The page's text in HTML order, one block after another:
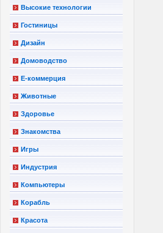
Высокие технологии
Гостиницы
Дизайн
Домоводство
Е-коммерция
Животные
Здоровье
Знакомства
Игры
Индустрия
Компьютеры
Корабль
Красота